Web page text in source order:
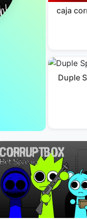
caja
Duple